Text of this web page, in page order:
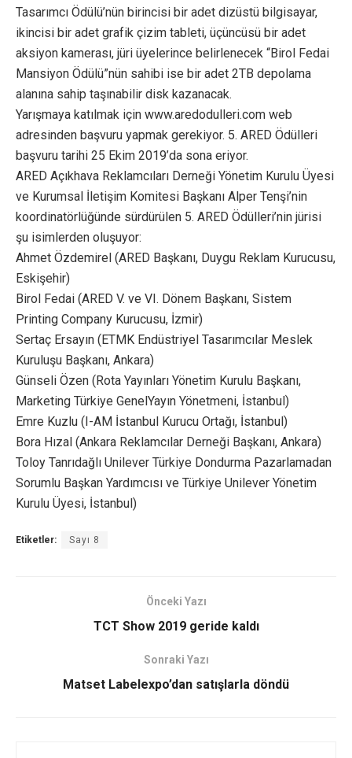
Tasarımcı Ödülü’nün birincisi bir adet dizüstü bilgisayar,
ikincisi bir adet grafik çizim tableti, üçüncüsü bir adet
aksiyon kamerası, jüri üyelerince belirlenecek “Birol Fedai
Mansiyon Ödülü”nün sahibi ise bir adet 2TB depolama
alanına sahip taşınabilir disk kazanacak.
Yarışmaya katılmak için www.aredodulleri.com web
adresinden başvuru yapmak gerekiyor. 5. ARED Ödülleri
başvuru tarihi 25 Ekim 2019’da sona eriyor.
ARED Açıkhava Reklamcıları Derneği Yönetim Kurulu Üyesi
ve Kurumsal İletişim Komitesi Başkanı Alper Tenşi’nin
koordinatörlüğünde sürdürülen 5. ARED Ödülleri’nin jürisi
şu isimlerden oluşuyor:
Ahmet Özdemirel (ARED Başkanı, Duygu Reklam Kurucusu,
Eskişehir)
Birol Fedai (ARED V. ve VI. Dönem Başkanı, Sistem
Printing Company Kurucusu, İzmir)
Sertaç Ersayın (ETMK Endüstriyel Tasarımcılar Meslek
Kuruluşu Başkanı, Ankara)
Günseli Özen (Rota Yayınları Yönetim Kurulu Başkanı,
Marketing Türkiye GenelYayın Yönetmeni, İstanbul)
Emre Kuzlu (I-AM İstanbul Kurucu Ortağı, İstanbul)
Bora Hızal (Ankara Reklamcılar Derneği Başkanı, Ankara)
Toloy Tanrıdağlı Unilever Türkiye Dondurma Pazarlamadan
Sorumlu Başkan Yardımcısı ve Türkiye Unilever Yönetim
Kurulu Üyesi, İstanbul)
Etiketler: Sayı 8
Önceki Yazı
TCT Show 2019 geride kaldı
Sonraki Yazı
Matset Labelexpo’dan satışlarla döndü